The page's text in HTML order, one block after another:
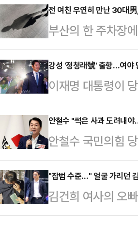
있다"고 말한다.2
속 인질은 2023년
된 에비아타르 다
가자지구 한 지하
시"라며 "오늘은
었고 …
전 여친 우연히 만난 30대
부산의 한 주차장
받고 있다.2일 부
속 입건해 조사하
물 주차장에서 전
전치 6주의 상처
단을 받는 것으로
다가 당일 우연히
행을 한…
강성 '정청래號' 출항…여야
이재명 대통령이
'개혁 당대표'를 표
의힘을 향해 공세
은 여야의 개념이
다.정청래 신임 당
(故) 김대중 전 대
상호 대통령실 정
재로썬 낮다는 게
안철수 "썩은 사과 도려내
안철수 국민의힘
는 버려야 한다"며
라고 강조했다.안
대회 후보자 비전
런가"라고 물으며
"잡범 수준…" 얼굴 가리던
김건희 여사의 오
선글라스를 착용